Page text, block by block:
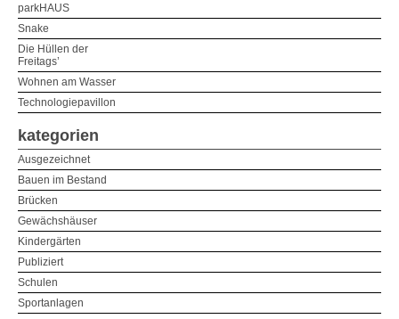
parkHAUS
Snake
Die Hüllen der
Freitags’
Wohnen am Wasser
Technologiepavillon
kategorien
Ausgezeichnet
Bauen im Bestand
Brücken
Gewächshäuser
Kindergärten
Publiziert
Schulen
Sportanlagen